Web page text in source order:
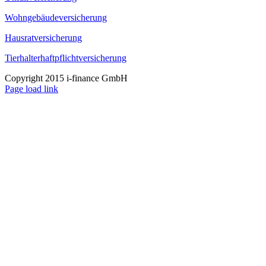
Wohngebäudeversicherung
Hausratversicherung
Tierhalterhaftpflichtversicherung
Copyright 2015 i-finance GmbH
Page load link